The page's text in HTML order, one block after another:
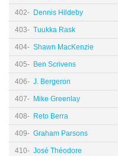
402- Dennis Hildeby
403- Tuukka Rask
404- Shawn MacKenzie
405- Ben Scrivens
406- J. Bergeron
407- Mike Greenlay
408- Reto Berra
409- Graham Parsons
410- José Théodore